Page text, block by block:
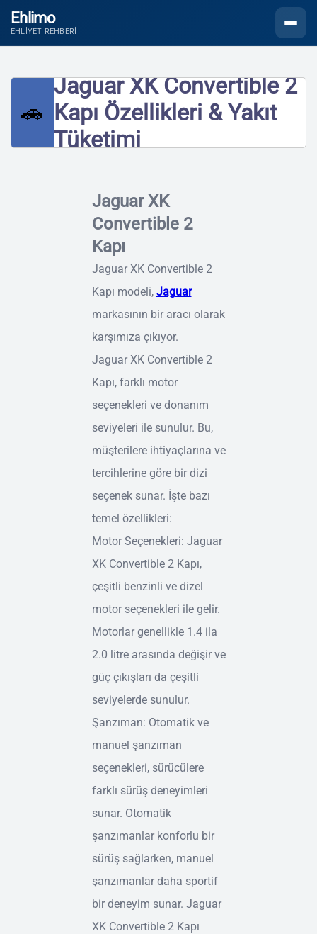
Ehlimo
EHLIYET REHBERI
🚗
Jaguar XK Convertible 2
Kapı Özellikleri & Yakıt
Tüketimi
Jaguar XK
Convertible 2
Kapı
Jaguar XK Convertible 2
Kapı modeli, Jaguar
markasının bir aracı olarak
karşımıza çıkıyor.
Jaguar XK Convertible 2
Kapı, farklı motor
seçenekleri ve donanım
seviyeleri ile sunulur. Bu,
müşterilere ihtiyaçlarına ve
tercihlerine göre bir dizi
seçenek sunar. İşte bazı
temel özellikleri:
Motor Seçenekleri: Jaguar
XK Convertible 2 Kapı,
çeşitli benzinli ve dizel
motor seçenekleri ile gelir.
Motorlar genellikle 1.4 ila
2.0 litre arasında değişir ve
güç çıkışları da çeşitli
seviyelerde sunulur.
Şanzıman: Otomatik ve
manuel şanzıman
seçenekleri, sürücülere
farklı sürüş deneyimleri
sunar. Otomatik
şanzımanlar konforlu bir
sürüş sağlarken, manuel
şanzımanlar daha sportif
bir deneyim sunar. Jaguar
XK Convertible 2 Kapı